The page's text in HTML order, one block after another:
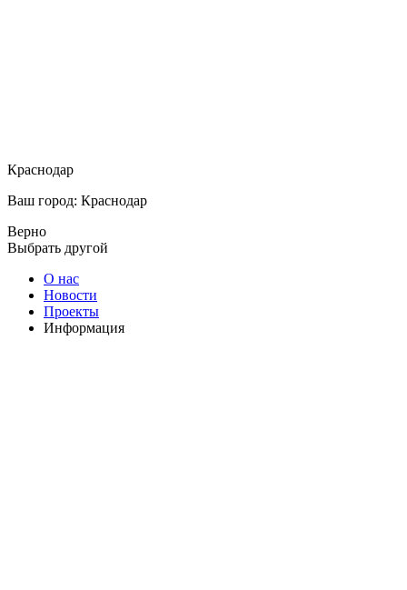
Краснодар
Ваш город: Краснодар
Верно
Выбрать другой
О нас
Новости
Проекты
Информация